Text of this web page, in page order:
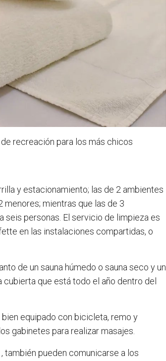
recreación para los más chicos
y estacionamiento; las de 2 ambientes
mientras que las de 3
seis personas. El servicio de limpieza es
en las instalaciones compartidas, o
de un sauna húmedo o sauna seco y un
que está todo el año dentro del
equipado con bicicleta, remo y
gabinetes para realizar masajes.
, también pueden comunicarse a los